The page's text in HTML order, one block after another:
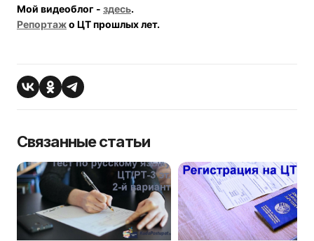
Мой видеоблог - здесь.
Репортажо ЦТ прошлых лет.
Связанные статьи